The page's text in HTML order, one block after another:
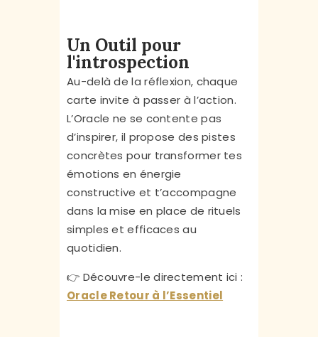
Un Outil pour
l'introspection
Au-delà de la réflexion, chaque
carte invite à passer à l’action.
L’Oracle ne se contente pas
d’inspirer, il propose des pistes
concrètes pour transformer tes
émotions en énergie
constructive et t’accompagne
dans la mise en place de rituels
simples et efficaces au
quotidien.
👉 Découvre-le directement ici :
Oracle Retour à l’Essentiel